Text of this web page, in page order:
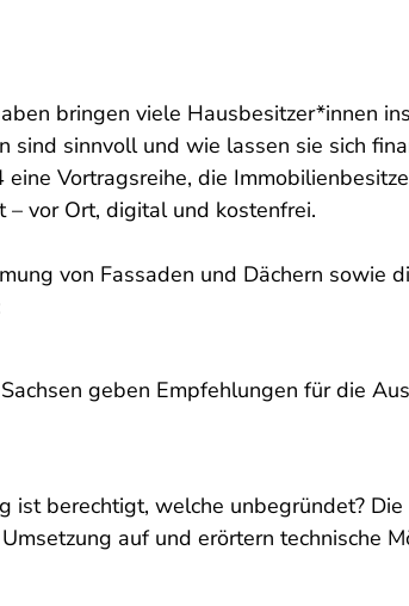
bringen viele Hausbesitzer*innen
sinnvoll und wie lassen sie sich
Vortragsreihe, die
vor Ort, digital und kostenfrei.
von Fassaden und Dächern sowie
geben Empfehlungen für die
ist berechtigt, welche unbegründet?
auf und erörtern technische